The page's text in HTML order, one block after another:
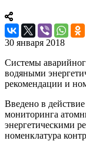
30 января 2018
Системы
водяными
рекомендации и
Введено в
мониторинга
энергетическими
номенклатура